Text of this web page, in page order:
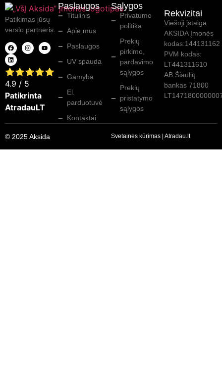
Patikimas jūsų
verslo partneris.
⭐⭐⭐⭐⭐
4.9 / 5
Patikrinta
AtradauLT
Paslaugos
Titulinis
Apie mus
Paslaugos
UV spauda
Gamyba
El.
parduotuvė
Kontaktai
Sąlygos
Privatumo
politika
Prekių
pirkimo,
pardavimo
sąlygos
Prekių
pristatymo
sąlygos
Rekvizitai
Viešoji įstaiga
AKSIDA Įmonės
kodas:144131162
PVM kodas:
LT441311610
AB Šiaulių
bankas 71800
© 2025 Aksida Svetainės kūrimas Atradau.lt